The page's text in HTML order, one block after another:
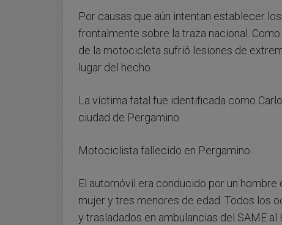
Por causas que aún intentan establecer
frontalmente sobre la traza nacional.
de la motocicleta sufrió lesiones de
lugar del hecho.
La víctima fatal fue identificada como
ciudad de Pergamino.
Motociclista fallecido en Pergamino
El automóvil era conducido por un
mujer y tres menores de edad. Todos los
y trasladados en ambulancias del SAME al